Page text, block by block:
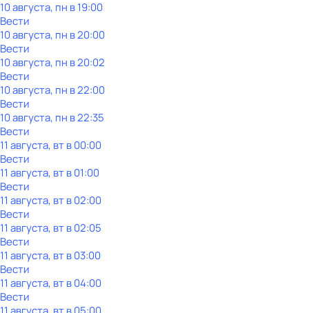
10 августа, пн в 19:00
Вести
10 августа, пн в 20:00
Вести
10 августа, пн в 20:02
Вести
10 августа, пн в 22:00
Вести
10 августа, пн в 22:35
Вести
11 августа, вт в 00:00
Вести
11 августа, вт в 01:00
Вести
11 августа, вт в 02:00
Вести
11 августа, вт в 02:05
Вести
11 августа, вт в 03:00
Вести
11 августа, вт в 04:00
Вести